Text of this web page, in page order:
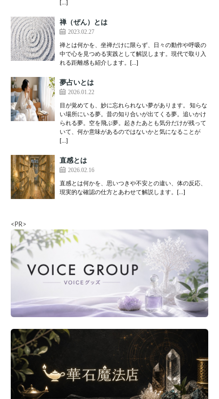
[…]
禅（ぜん）とは
2023.02.27
禅とは何かを、坐禅だけに限らず、日々の動作や呼吸の
中で心を見つめる実践として解説します。現代で取り入
れる距離感も紹介します。[…]
夢占いとは
2026.01.22
目が覚めても、妙に忘れられない夢があります。 知らな
い場所にいる夢。昔の知り合いが出てくる夢。追いかけ
られる夢。空を飛ぶ夢。起きたあとも気分だけが残って
いて、何か意味があるのではないかと気になることが
[…]
直感とは
2026.02.16
直感とは何かを、思いつきや不安との違い、体の反応、
現実的な確認の仕方とあわせて解説します。[…]
<PR>